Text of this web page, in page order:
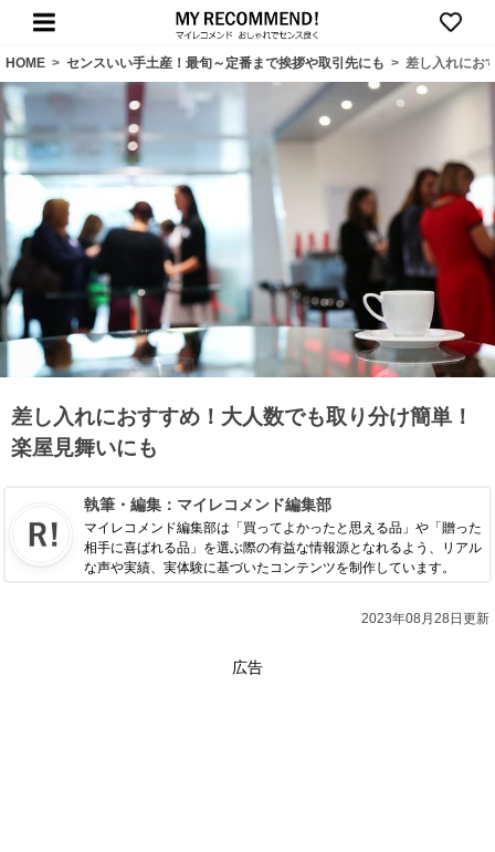
HOME > センスいい手土産！最旬～定番まで挨拶や取引先にも > 差し入れにお
差し入れにおすすめ！大人数でも取り分け簡単！
楽屋見舞いにも
執筆・編集： マイレコメンド編集部
マイレコメンド編集部は「買ってよかったと思える品」や「贈った
相手に喜ばれる品」を選ぶ際の有益な情報源となれるよう、リアル
な声や実績、実体験に基づいたコンテンツを制作しています。
2023年08月28日更新
広告